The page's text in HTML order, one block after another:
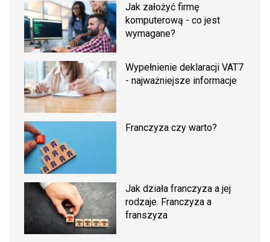
Jak założyć firmę
komputerową - co jest
wymagane?
Wypełnienie deklaracji VAT7
- najważniejsze informacje
Franczyza czy warto?
Jak działa franczyza a jej
rodzaje. Franczyza a
franszyza